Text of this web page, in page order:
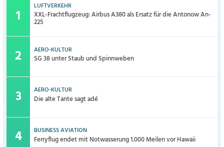
LUFTVERKEHR
XXL-Frachtflugzeug: Airbus A380 als Ersatz für die Antonow An-
225
AERO-KULTUR
SG 38 unter Staub und Spinnweben
AERO-KULTUR
Die alte Tante sagt adé
BUSINESS AVIATION
Ferryflug endet mit Notwasserung 1.000 Meilen vor Hawaii